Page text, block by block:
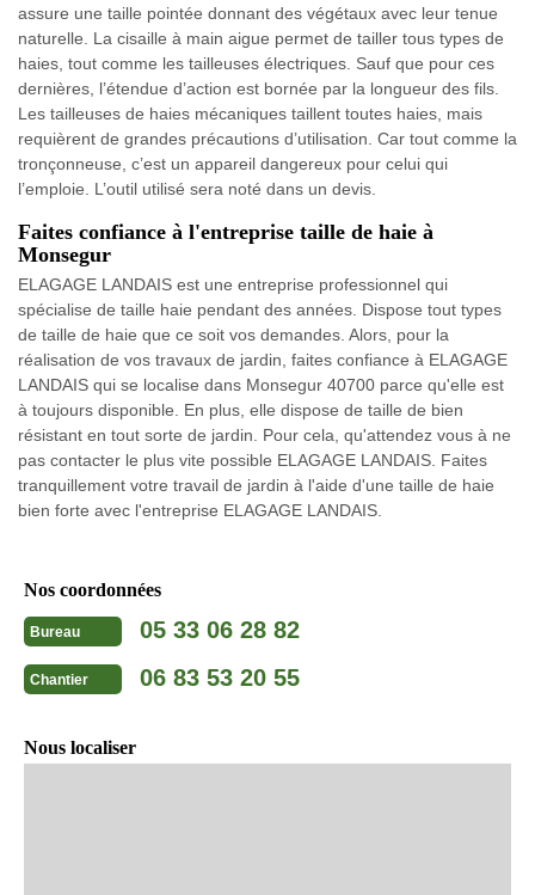
assure une taille pointée donnant des végétaux avec leur tenue
naturelle. La cisaille à main aigue permet de tailler tous types de
haies, tout comme les tailleuses électriques. Sauf que pour ces
dernières, l’étendue d’action est bornée par la longueur des fils.
Les tailleuses de haies mécaniques taillent toutes haies, mais
requièrent de grandes précautions d’utilisation. Car tout comme la
tronçonneuse, c’est un appareil dangereux pour celui qui
l’emploie. L’outil utilisé sera noté dans un devis.
Faites confiance à l'entreprise taille de haie à
Monsegur
ELAGAGE LANDAIS est une entreprise professionnel qui
spécialise de taille haie pendant des années. Dispose tout types
de taille de haie que ce soit vos demandes. Alors, pour la
réalisation de vos travaux de jardin, faites confiance à ELAGAGE
LANDAIS qui se localise dans Monsegur 40700 parce qu'elle est
à toujours disponible. En plus, elle dispose de taille de bien
résistant en tout sorte de jardin. Pour cela, qu'attendez vous à ne
pas contacter le plus vite possible ELAGAGE LANDAIS. Faites
tranquillement votre travail de jardin à l'aide d'une taille de haie
bien forte avec l'entreprise ELAGAGE LANDAIS.
Nos coordonnées
Bureau 05 33 06 28 82
Chantier 06 83 53 20 55
Nous localiser